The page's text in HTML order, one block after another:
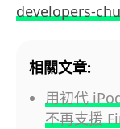
developers-
相關文章:
用初代
不再支援